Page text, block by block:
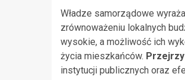
Władze samorządowe
zrównoważeniu lokalnych
wysokie, a możliwość ich
życia mieszkańców.
instytucji publicznych oraz